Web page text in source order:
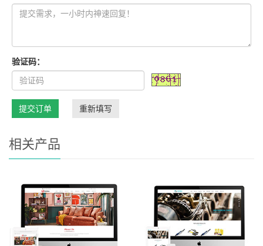
验证码：
提交订单 重新填写
相关产品